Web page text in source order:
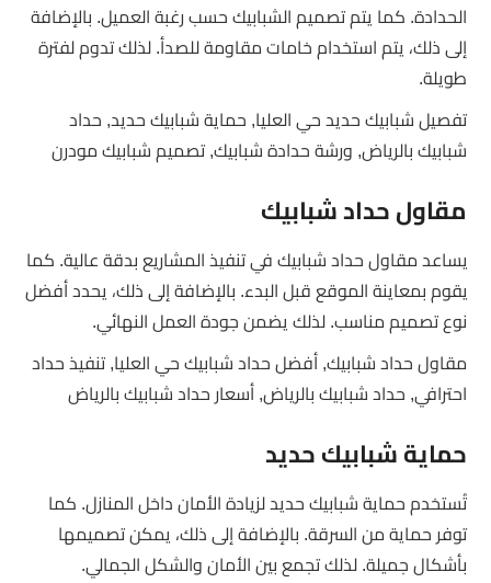
الحدادة. كما يتم تصميم الشبابيك حسب رغبة العميل. بالإضافة
إلى ذلك، يتم استخدام خامات مقاومة للصدأ. لذلك تدوم لفترة
طويلة.
تفصيل شبابيك حديد حي العليا, حماية شبابيك حديد, حداد
شبابيك بالرياض, ورشة حدادة شبابيك, تصميم شبابيك مودرن
مقاول حداد شبابيك
يساعد مقاول حداد شبابيك في تنفيذ المشاريع بدقة عالية. كما
يقوم بمعاينة الموقع قبل البدء. بالإضافة إلى ذلك، يحدد أفضل
نوع تصميم مناسب. لذلك يضمن جودة العمل النهائي.
مقاول حداد شبابيك, أفضل حداد شبابيك حي العليا, تنفيذ حداد
احترافي, حداد شبابيك بالرياض, أسعار حداد شبابيك بالرياض
حماية شبابيك حديد
تُستخدم حماية شبابيك حديد لزيادة الأمان داخل المنازل. كما
توفر حماية من السرقة. بالإضافة إلى ذلك، يمكن تصميمها
بأشكال جميلة. لذلك تجمع بين الأمان والشكل الجمالي.